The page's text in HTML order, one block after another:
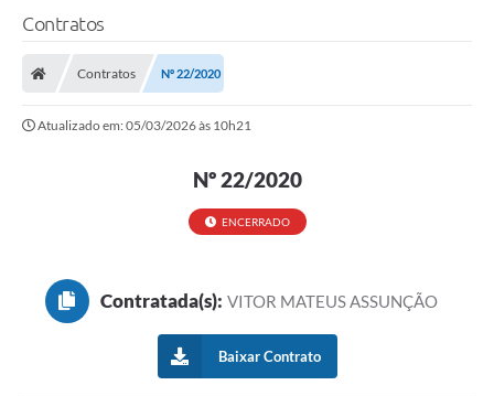
Contratos
Contratos Nº 22/2020
Atualizado em: 05/03/2026 às 10h21
Nº 22/2020
ENCERRADO
Contratada(s): VITOR MATEUS ASSUNÇÃO
Baixar Contrato